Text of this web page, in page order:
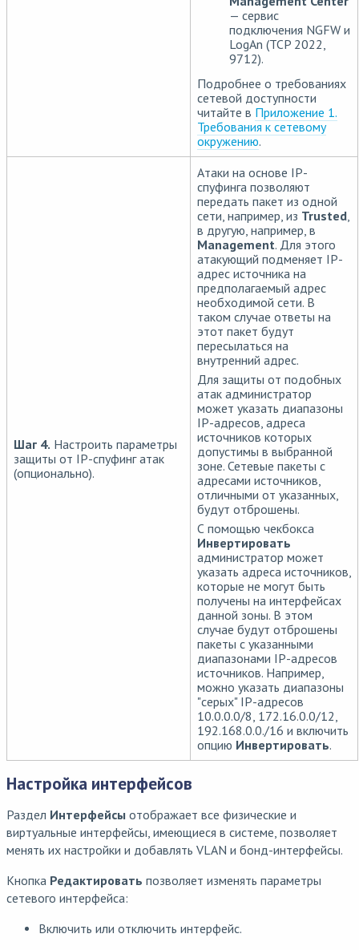
— сервис
подключения NGFW и
LogAn (TCP 2022,
9712).
Подробнее о требованиях
сетевой доступности
читайте в Приложение 1.
Требования к сетевому
окружению.
Шаг 4. Настроить параметры
защиты от IP-спуфинг атак
(опционально).
Атаки на основе IP-
спуфинга позволяют
передать пакет из одной
сети, например, из Trusted
в другую, например, в
Management. Для этого
атакующий подменяет IP-
адрес источника на
предполагаемый адрес
необходимой сети. В
таком случае ответы на
этот пакет будут
пересылаться на
внутренний адрес.
Для защиты от подобных
атак администратор
может указать диапазоны
IP-адресов, адреса
источников которых
допустимы в выбранной
зоне. Сетевые пакеты с
адресами источников,
отличными от указанных,
будут отброшены.
С помощью чекбокса
Инвертировать
администратор может
указать адреса источников,
которые не могут быть
получены на интерфейсах
данной зоны. В этом
случае будут отброшены
пакеты с указанными
диапазонами IP-адресов
источников. Например,
можно указать диапазоны
"серых" IP-адресов
10.0.0.0/8, 172.16.0.0/12,
192.168.0.0./16 и включить
опцию Инвертировать.
Настройка интерфейсов
Раздел Интерфейсы отображает все физические и
виртуальные интерфейсы, имеющиеся в системе, позволяет
менять их настройки и добавлять VLAN и бонд-интерфейсы.
Кнопка Редактировать позволяет изменять параметры
сетевого интерфейса:
Включить или отключить интерфейс.